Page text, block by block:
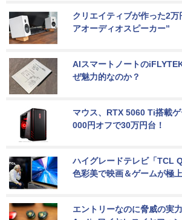
クリエイティブが作った2万
アオーディオスピーカー”
AIスマートノートの
ぜ魅力的なのか？
マウス、RTX 5060 Ti搭載
000円オフで30万円台！
ハイグレードテレビ「TCL
色彩美で映画＆ゲームが極
エントリーなのに脅威の実